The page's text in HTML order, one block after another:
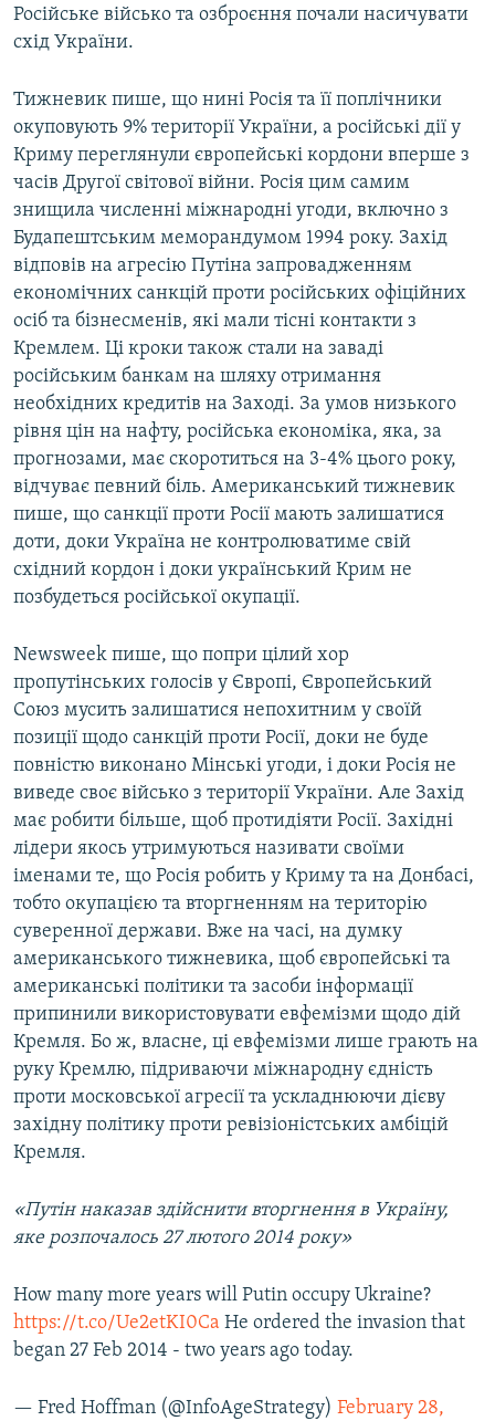
Російське військо та озброєння почали насичувати
схід України.
Тижневик пише, що нині Росія та її поплічники
окуповують 9% території України, а російські дії у
Криму переглянули європейські кордони вперше з
часів Другої світової війни. Росія цим самим
знищила численні міжнародні угоди, включно з
Будапештським меморандумом 1994 року. Захід
відповів на агресію Путіна запровадженням
економічних санкцій проти російських офіційних
осіб та бізнесменів, які мали тісні контакти з
Кремлем. Ці кроки також стали на заваді
російським банкам на шляху отримання
необхідних кредитів на Заході. За умов низького
рівня цін на нафту, російська економіка, яка, за
прогнозами, має скоротиться на 3-4% цього року,
відчуває певний біль. Американський тижневик
пише, що санкції проти Росії мають залишатися
доти, доки Україна не контролюватиме свій
східний кордон і доки український Крим не
позбудеться російської окупації.
Newsweek пише, що попри цілий хор
пропутінських голосів у Європі, Європейський
Союз мусить залишатися непохитним у своїй
позиції щодо санкцій проти Росії, доки не буде
повністю виконано Мінські угоди, і доки Росія не
виведе своє військо з території України. Але Захід
має робити більше, щоб протидіяти Росії. Західні
лідери якось утримуються називати своїми
іменами те, що Росія робить у Криму та на Донбасі,
тобто окупацією та вторгненням на територію
суверенної держави. Вже на часі, на думку
американського тижневика, щоб європейські та
американські політики та засоби інформації
припинили використовувати евфемізми щодо дій
Кремля. Бо ж, власне, ці евфемізми лише грають на
руку Кремлю, підриваючи міжнародну єдність
проти московської агресії та ускладнюючи дієву
західну політику проти ревізіоністських амбіцій
Кремля.
«Путін наказав здійснити вторгнення в Україну,
яке розпочалось 27 лютого 2014 року»
How many more years will Putin occupy Ukraine?
https://t.co/Ue2etKI0Ca He ordered the invasion that
began 27 Feb 2014 - two years ago today.
— Fred Hoffman (@InfoAgeStrategy) February 28,